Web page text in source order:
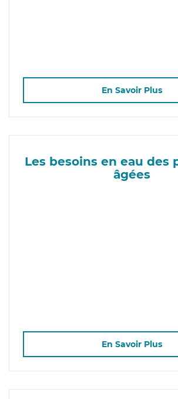
En Savoir Plus
Les besoins en eau des
âgées
En Savoir Plus